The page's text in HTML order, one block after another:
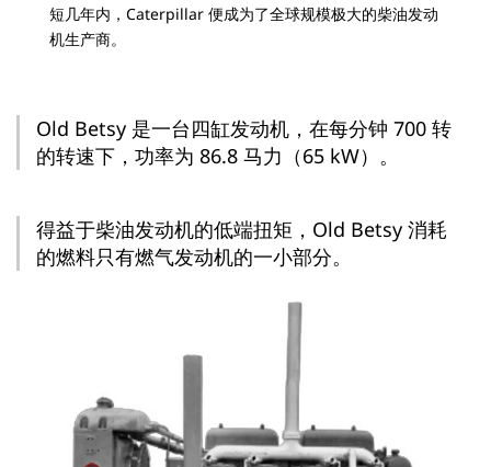
短几年内，Caterpillar 便成为了全球规模极大的柴油发动
机生产商。
Old Betsy 是一台四缸发动机，在每分钟 700 转
的转速下，功率为 86.8 马力（65 kW）。
得益于柴油发动机的低端扭矩，Old Betsy 消耗
的燃料只有燃气发动机的一小部分。